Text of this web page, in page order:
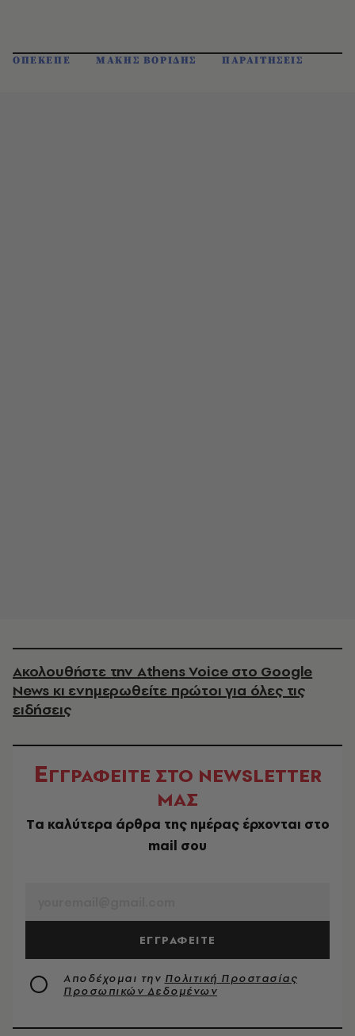
ΟΠΕΚΕΠΕ ΜΑΚΗΣ ΒΟΡΙΔΗΣ ΠΑΡΑΙΤΗΣΕΙΣ
Ακολουθήστε την Athens Voice στο Google
News κι ενημερωθείτε πρώτοι για όλες τις
ειδήσεις
ΕΓΓΡΑΦΕΙΤΕ ΣΤΟ NEWSLETTER
ΜΑΣ
Tα καλύτερα άρθρα της ημέρας έρχονται στο
mail σου
ΕΓΓΡΑΦΕΙΤΕ
Αποδέχομαι την Πολιτική Προστασίας
Προσωπικών Δεδομένων